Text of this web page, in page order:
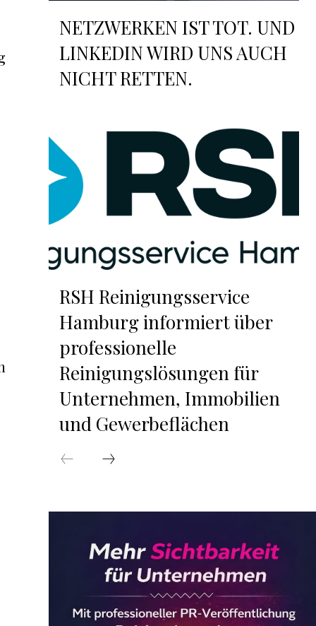
NETZWERKEN IST TOT. UND
LINKEDIN WIRD UNS AUCH
NICHT RETTEN.
RSH Reinigungsservice
Hamburg informiert über
professionelle
Reinigungslösungen für
Unternehmen, Immobilien
und Gewerbeflächen